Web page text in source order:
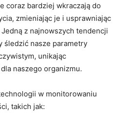
coraz bardziej‍ wkraczają⁣ do
zmieniając je i usprawniając⁤
Jedną z najnowszych tendencji
śledzić nasze parametry
unikając
naszego organizmu.
w monitorowaniu
takich jak: